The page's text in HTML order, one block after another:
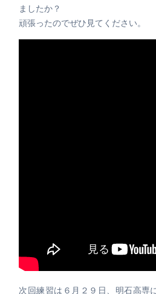
ましたか？
頑張ったのでぜひ見てください。
次回練習は６月２９日、明石高専